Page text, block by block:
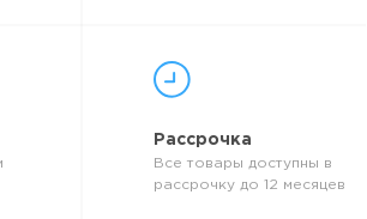
Рассрочка
Все товары доступны в
рассрочку до 12 месяцев